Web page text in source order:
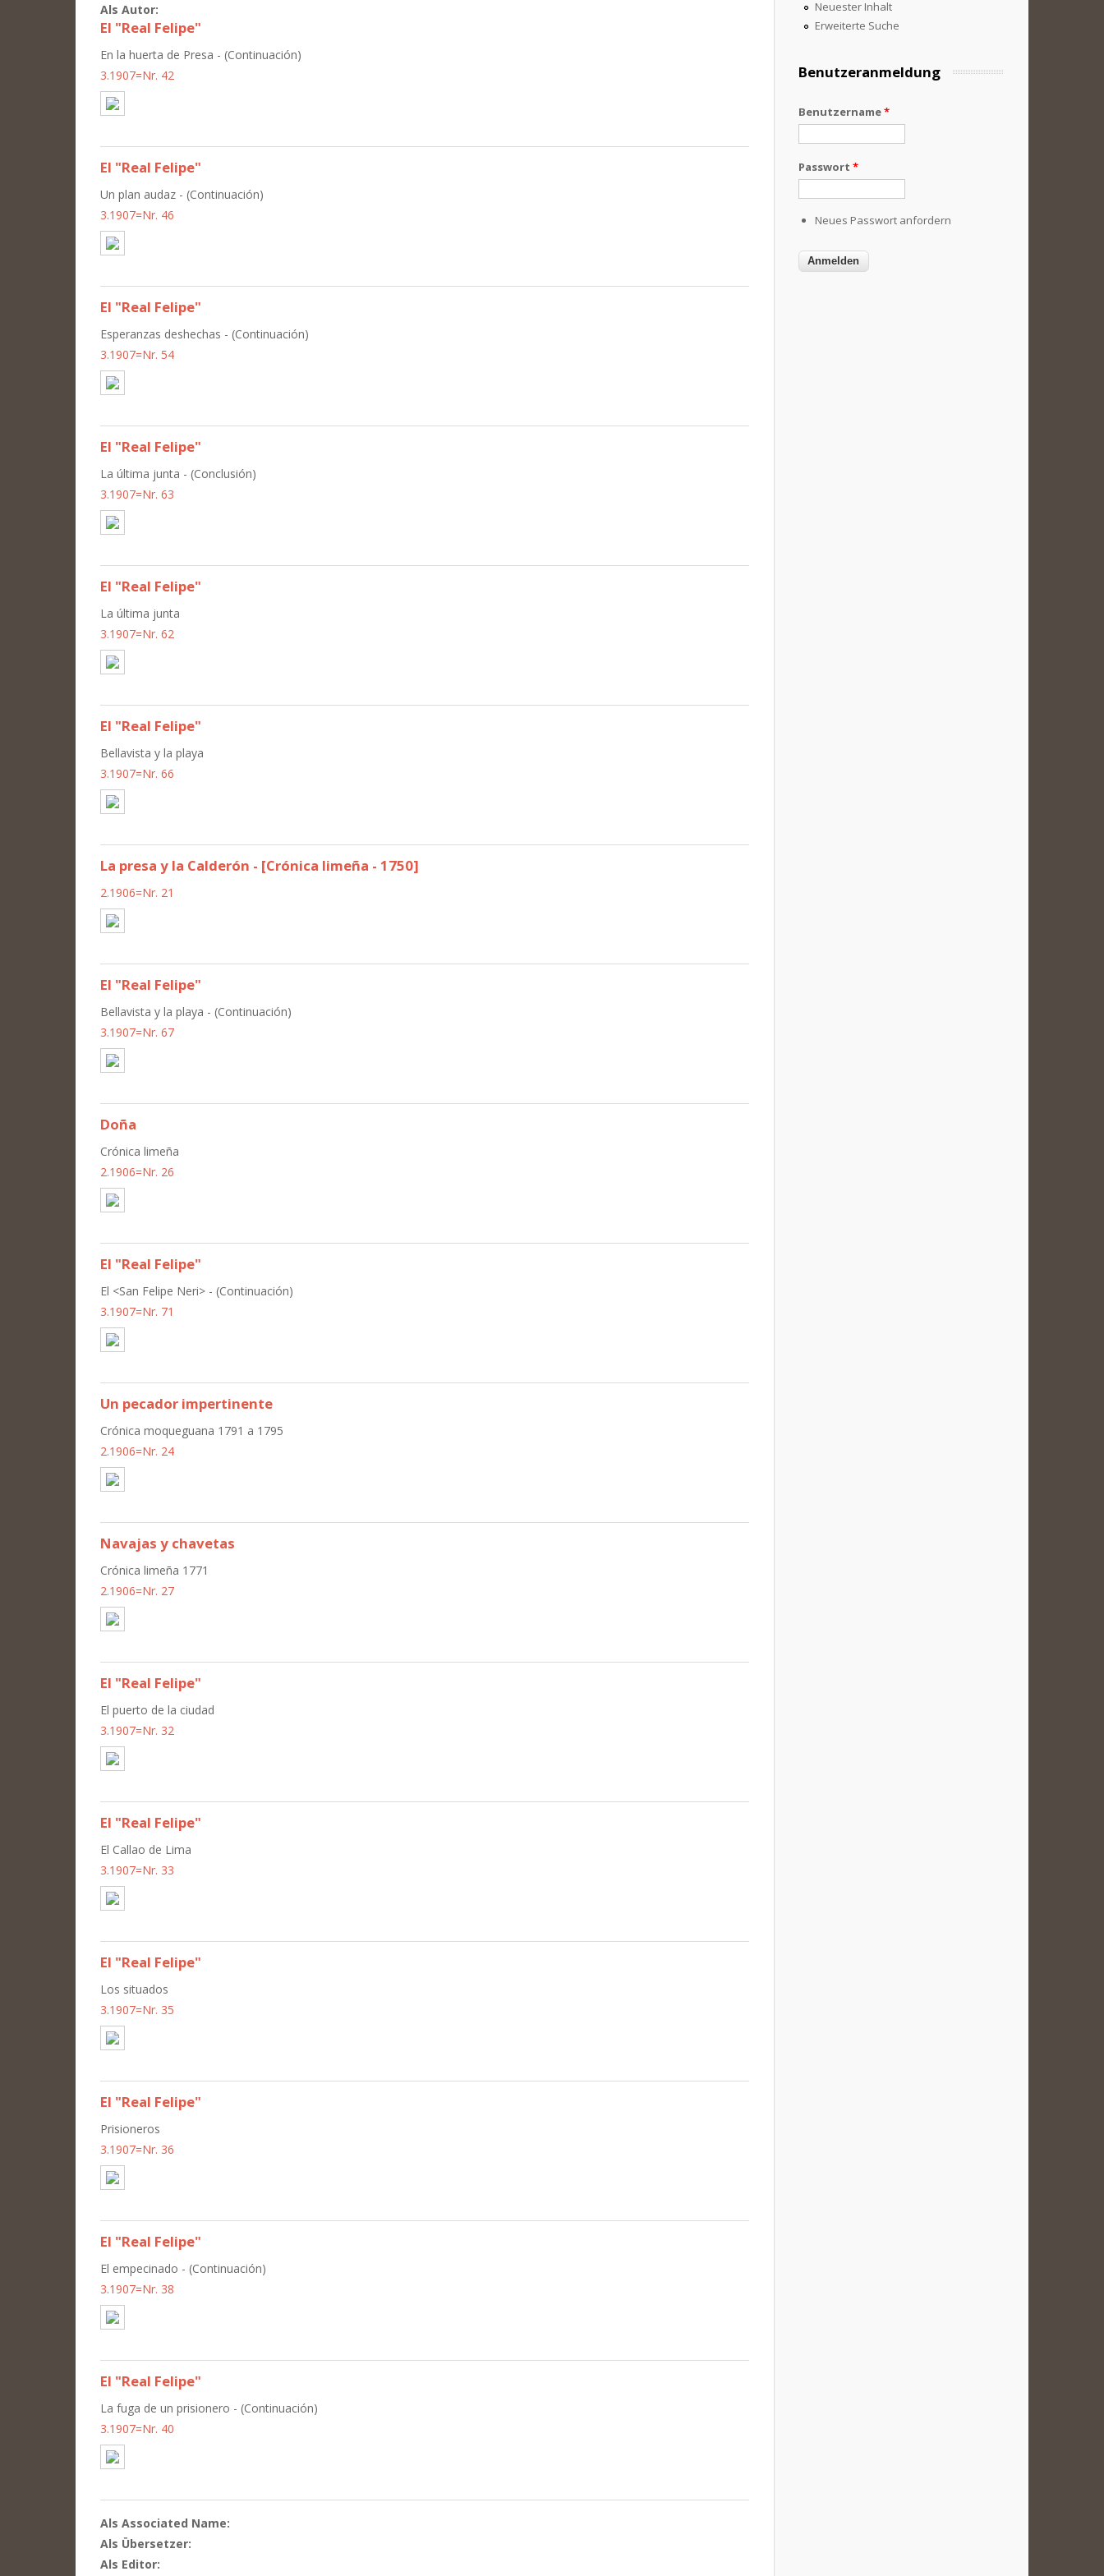
Als Autor:
El "Real Felipe"
En la huerta de Presa - (Continuación)
3.1907=Nr. 42
El "Real Felipe"
Un plan audaz - (Continuación)
3.1907=Nr. 46
El "Real Felipe"
Esperanzas deshechas - (Continuación)
3.1907=Nr. 54
El "Real Felipe"
La última junta - (Conclusión)
3.1907=Nr. 63
El "Real Felipe"
La última junta
3.1907=Nr. 62
El "Real Felipe"
Bellavista y la playa
3.1907=Nr. 66
La presa y la Calderón - [Crónica limeña - 1750]
2.1906=Nr. 21
El "Real Felipe"
Bellavista y la playa - (Continuación)
3.1907=Nr. 67
Doña
Crónica limeña
2.1906=Nr. 26
El "Real Felipe"
El <San Felipe Neri> - (Continuación)
3.1907=Nr. 71
Un pecador impertinente
Crónica moqueguana 1791 a 1795
2.1906=Nr. 24
Navajas y chavetas
Crónica limeña 1771
2.1906=Nr. 27
El "Real Felipe"
El puerto de la ciudad
3.1907=Nr. 32
El "Real Felipe"
El Callao de Lima
3.1907=Nr. 33
El "Real Felipe"
Los situados
3.1907=Nr. 35
El "Real Felipe"
Prisioneros
3.1907=Nr. 36
El "Real Felipe"
El empecinado - (Continuación)
3.1907=Nr. 38
El "Real Felipe"
La fuga de un prisionero - (Continuación)
3.1907=Nr. 40
Als Associated Name:
Als Übersetzer:
Als Editor:
Neuester Inhalt
Erweiterte Suche
Benutzeranmeldung
Benutzername*
Passwort *
Neues Passwort anfordern